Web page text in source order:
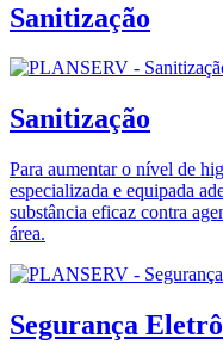
Sanitização
Sanitização
Para aumentar o nível de
especializada e equipada
substância eficaz contra
área.
Segurança